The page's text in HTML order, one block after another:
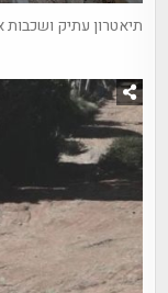
תיאטרון עתיק